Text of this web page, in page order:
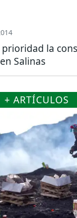
la
Salinas
+ ARTÍCULOS